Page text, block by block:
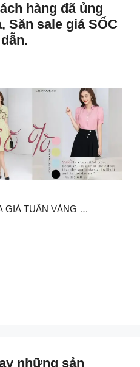
hàng đã ủng
Săn sale giá SỐC
TUẦN VÀNG …
những sản